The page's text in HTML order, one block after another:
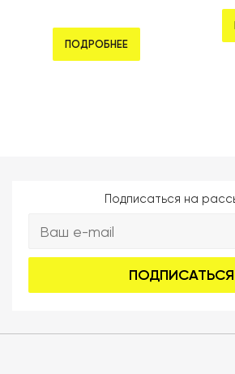
ПОДРОБНЕЕ
Подписаться на
ПОДПИСАТЬСЯ